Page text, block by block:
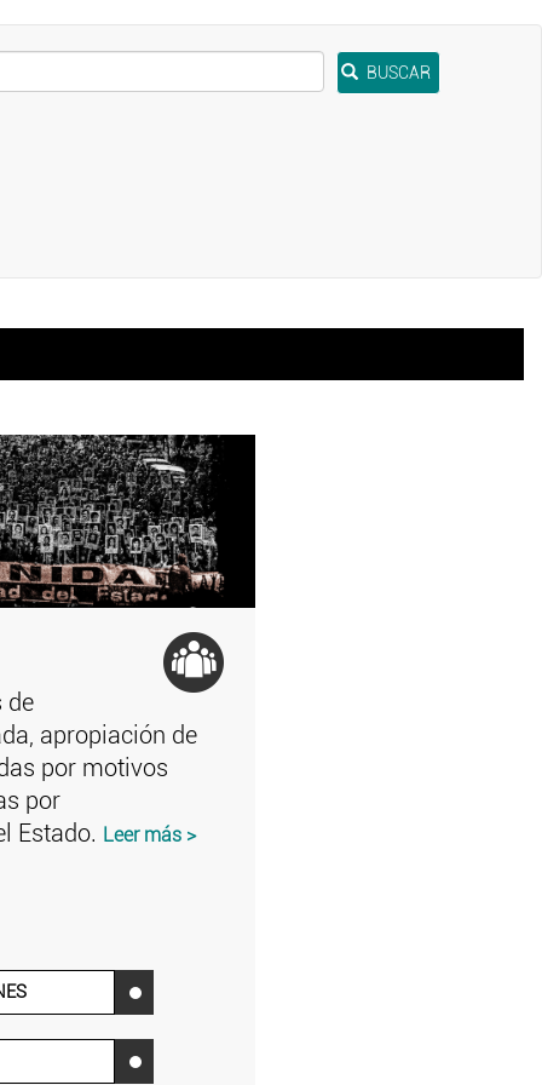
BUSCAR
de
apropiación de
por motivos
por
Estado. Leer más >
‌
‌